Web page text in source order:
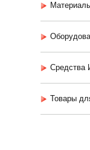
Средства
Товары